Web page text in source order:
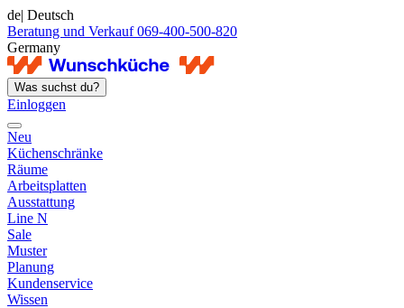
de| Deutsch
Beratung und Verkauf 069-400-500-820
Germany
Was suchst du?
Einloggen
Neu
Küchenschränke
Räume
Arbeitsplatten
Ausstattung
Line N
Sale
Muster
Planung
Kundenservice
Wissen